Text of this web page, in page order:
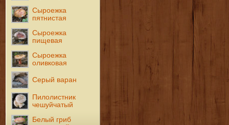
Сыроежка
пятнистая
Сыроежка
пищевая
Сыроежка
оливковая
Серый варан
Пилолистник
чешуйчатый
Белый гриб